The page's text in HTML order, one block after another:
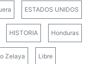
ESTADOS UNIDOS
HISTORIA Honduras
Zelaya Libre